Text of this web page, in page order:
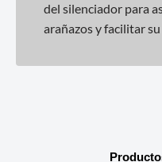
del silenciador para
arañazos y facilitar